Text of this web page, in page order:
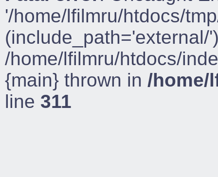
'/home/lfilmru/htdocs/
(include_path='external/
/home/lfilmru/htdocs/
{main} thrown in /home/
line 311